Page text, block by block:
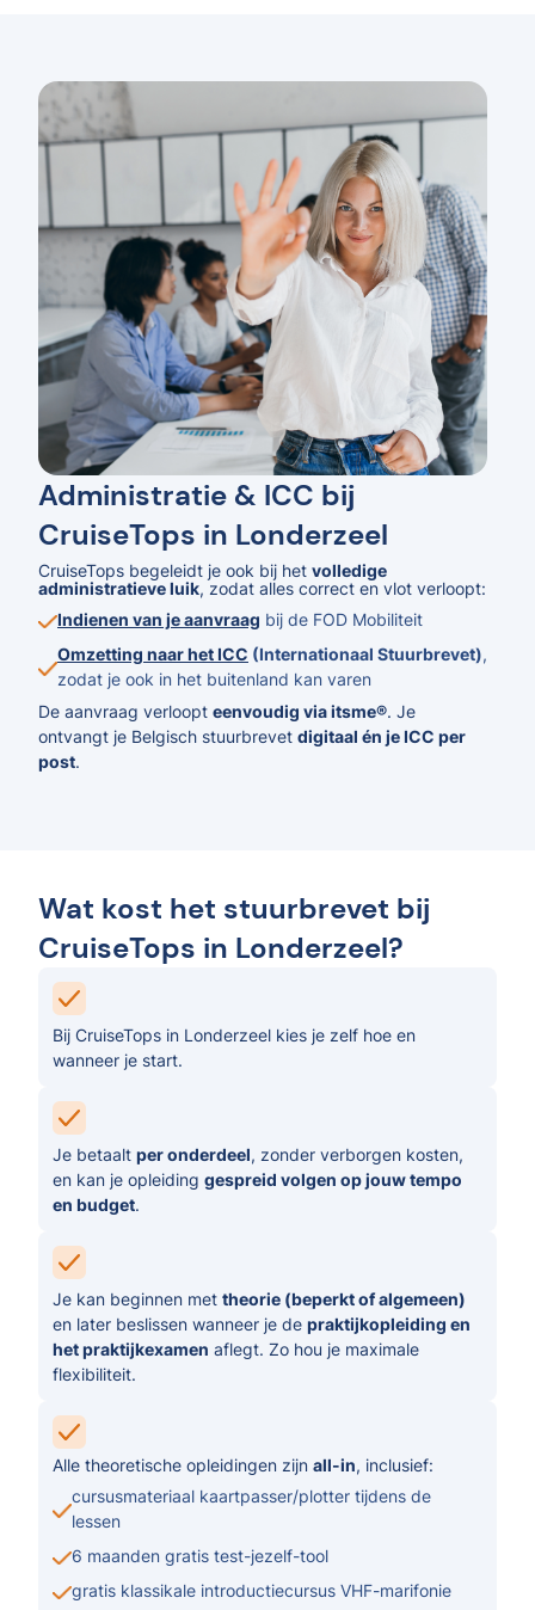
Administratie & ICC bij
CruiseTops in Londerzeel
CruiseTops begeleidt je ook bij het volledige
administratieve luik, zodat alles correct en vlot verloopt:
Indienen van je aanvraag bij de FOD Mobiliteit
Omzetting naar het ICC (Internationaal Stuurbrevet),
zodat je ook in het buitenland kan varen
De aanvraag verloopt eenvoudig via itsme®. Je
ontvangt je Belgisch stuurbrevet digitaal én je ICC per
post.
Wat kost het stuurbrevet bij
CruiseTops in Londerzeel?
Bij CruiseTops in Londerzeel kies je zelf hoe en
wanneer je start.
Je betaalt per onderdeel, zonder verborgen kosten,
en kan je opleiding gespreid volgen op jouw tempo
en budget.
Je kan beginnen met theorie (beperkt of algemeen)
en later beslissen wanneer je de praktijkopleiding en
het praktijkexamen aflegt. Zo hou je maximale
flexibiliteit.
Alle theoretische opleidingen zijn all-in, inclusief:
cursusmateriaal kaartpasser/plotter tijdens de
lessen
6 maanden gratis test-jezelf-tool
gratis klassikale introductiecursus VHF-marifonie